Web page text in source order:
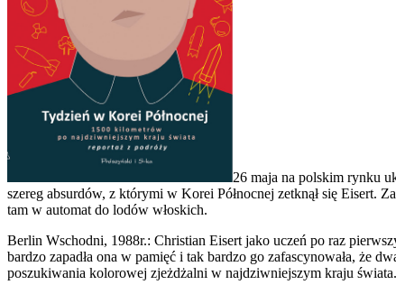
26 maja na polskim rynku
szereg absurdów, z którymi w Korei Północnej zetknął się
tam w automat do lodów włoskich.
Berlin Wschodni, 1988r.: Christian Eisert jako uczeń po raz
bardzo zapadła ona w pamięć i tak bardzo go zafascynowała, że
poszukiwania kolorowej zjeżdżalni w najdziwniejszym kraju świata.